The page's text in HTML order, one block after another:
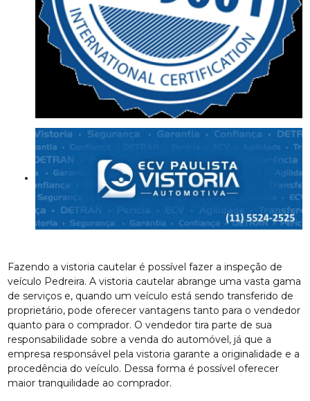
Fazendo a vistoria cautelar é possível fazer a inspeção de
veículo Pedreira. A vistoria cautelar abrange uma vasta gama
de serviços e, quando um veículo está sendo transferido de
proprietário, pode oferecer vantagens tanto para o vendedor
quanto para o comprador. O vendedor tira parte de sua
responsabilidade sobre a venda do automóvel, já que a
empresa responsável pela vistoria garante a originalidade e a
procedência do veículo. Dessa forma é possível oferecer
maior tranquilidade ao comprador.